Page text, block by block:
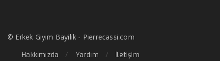
© Erkek Giyim Bayilik - Pierrecassi.com
Hakkımızda
Yardım İletişim